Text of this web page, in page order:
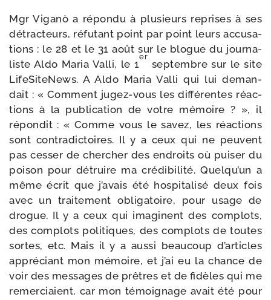
Mgr Viganò a répon­du à plu­sieurs reprises à ses
détrac­teurs, réfu­tant point par point leurs accu­sa­
tions : le 28 et le 31 août sur le blogue du jour­na­
liste Aldo Maria Valli, le 1
er
sep­tembre sur le site
LifeSiteNews. A Aldo Maria Valli qui lui deman­
dait : « Comment jugez-​vous les dif­fé­rentes réac­
tions à la publi­ca­tion de votre mémoire ? », il
répon­dit : « Comme vous le savez, les réac­tions
sont contra­dic­toires. Il y a ceux qui ne peuvent
pas ces­ser de cher­cher des endroits où pui­ser du
poi­son pour détruire ma cré­di­bi­li­té. Quelqu’un a
même écrit que j’avais été hos­pi­ta­li­sé deux fois
avec un trai­te­ment obli­ga­toire, pour usage de
drogue. Il y a ceux qui ima­ginent des com­plots,
des com­plots poli­tiques, des com­plots de toutes
sortes, etc. Mais il y a aus­si beau­coup d’articles
appré­ciant mon mémoire, et j’ai eu la chance de
voir des mes­sages de prêtres et de fidèles qui me
remer­ciaient, car mon témoi­gnage avait été pour